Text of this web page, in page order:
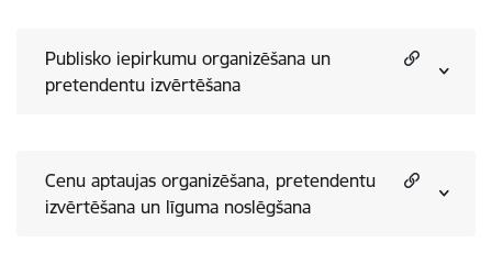
Publisko iepirkumu organizēšana un
pretendentu izvērtēšana
Cenu aptaujas organizēšana, pretendentu
izvērtēšana un līguma noslēgšana